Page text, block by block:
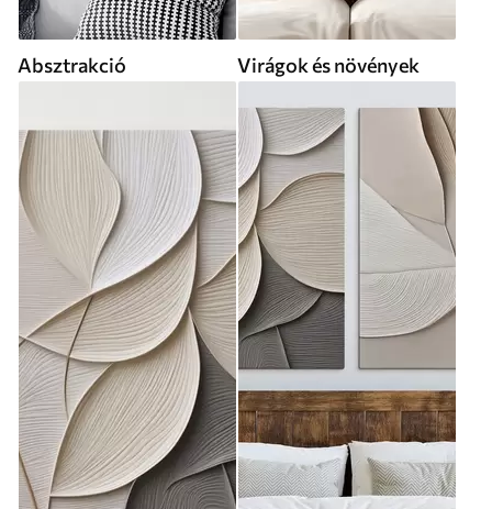
Absztrakció Virágok és növények